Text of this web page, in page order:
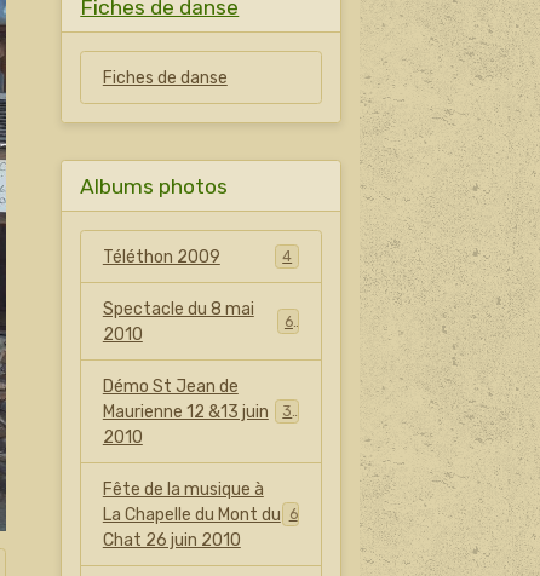
Fiches de danse
Fiches de danse
Albums photos
Téléthon 2009 4
Spectacle du 8 mai
2010
6
Démo St Jean de
Maurienne 12 &13 juin
2010
30
Fête de la musique à
La Chapelle du Mont du
Chat 26 juin 2010
6